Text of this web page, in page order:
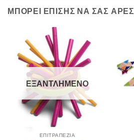
ΜΠΟΡΕΊ ΕΠΊΣΗΣ ΝΑ ΣΑΣ
ΕΞΑΝΤΛΗΜΈΝΟ
ΕΠΙΤΡΑΠΈΖΙΑ